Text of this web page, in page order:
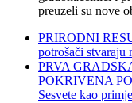
preuzeli su nove
PRIRODNI
potrošači stvaraju
PRVA
POKRIVENA
Sesvete kao